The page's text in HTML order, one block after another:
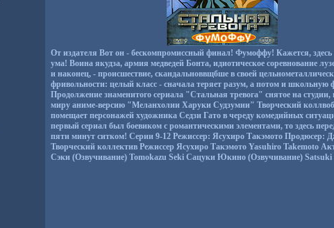
От издателя Вот он - бескомпромиссный финал! Фумоффу! Кажется, здесь
ума! Воина якудза, армия медведей Бонта, идиотическое соревнование
и наконец, - происшествие, скандальноввщбше в своей
фривольности: целый класс - сначала теряет разум, а потом и школьную
Продолжение знаменитого сериала "Стальная тревога" снятое на
миру аниме-версию "Меланхолии Харуки Судзумии" Творческий
помещает персонажей художника Седзи Гато в череду комедийных
первый сериал был боевиком с романтическими элементами, то здесь
пяти минут ситком! Серии 9-12 Режиссер: Ясухиро Такэмото Продюсер:
Творческий коллектив Режиссер Ясухиро Такэмото Yasuhiro Takemoto
Сэки (Озвучивание) Tomokazu Seki Сацуки Юкино (Озвучивание)